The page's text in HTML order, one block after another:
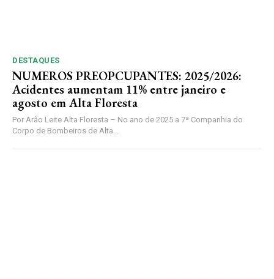
DESTAQUES
NUMEROS PREOPCUPANTES: 2025/2026:
Acidentes aumentam 11% entre janeiro e
agosto em Alta Floresta
Por Arão Leite Alta Floresta – No ano de 2025 a 7ª Companhia do
Corpo de Bombeiros de Alta...